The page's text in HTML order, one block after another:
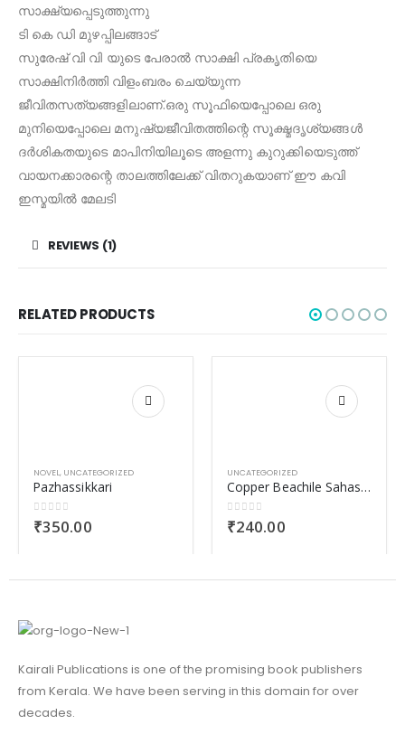
സാക്ഷ്യപ്പെടുത്തുന്നു
ടി കെ ഡി മുഴപ്പിലങ്ങാട്
സുരേഷ് വി വി യുടെ പേരാൽ സാക്ഷി പ്രകൃതിയെ
സാക്ഷിനിർത്തി വിളംബരം ചെയ്യുന്ന
ജീവിതസത്യങ്ങളിലാണ്.ഒരു സൂഫിയെപ്പോലെ ഒരു
മുനിയെപ്പോലെ മനുഷ്യജീവിതത്തിന്റെ സൂക്ഷ്മദൃശ്യങ്ങൾ
ദർശികതയുടെ മാപിനിയിലൂടെ അളന്നു കുറുക്കിയെടുത്ത്
വായനക്കാരന്റെ താലത്തിലേക്ക് വിതറുകയാണ് ഈ കവി
ഇസ്മയിൽ മേലടി
REVIEWS (1)
RELATED PRODUCTS
NOVEL, UNCATEGORIZED
Pazhassikkari
0out of 5
₹350.00
UNCATEGORIZED
Copper Beachile Sahasam
0out of 5
₹240.00
Kairali Publications is one of the promising book publishers
from Kerala. We have been serving in this domain for over
decades.